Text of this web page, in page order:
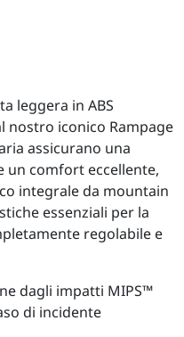
leggera in ABS
nostro iconico Rampage
assicurano una
un comfort eccellente,
integrale da mountain
essenziali per la
regolabile e
dagli impatti MIPS™
di incidente